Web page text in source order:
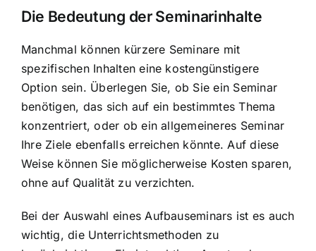
Die Bedeutung der Seminarinhalte
Manchmal können kürzere Seminare mit
spezifischen Inhalten eine kostengünstigere
Option sein. Überlegen Sie, ob Sie ein Seminar
benötigen, das sich auf ein bestimmtes Thema
konzentriert, oder ob ein allgemeineres Seminar
Ihre Ziele ebenfalls erreichen könnte. Auf diese
Weise können Sie möglicherweise Kosten sparen,
ohne auf Qualität zu verzichten.
Bei der Auswahl eines Aufbauseminars ist es auch
wichtig, die Unterrichtsmethoden zu